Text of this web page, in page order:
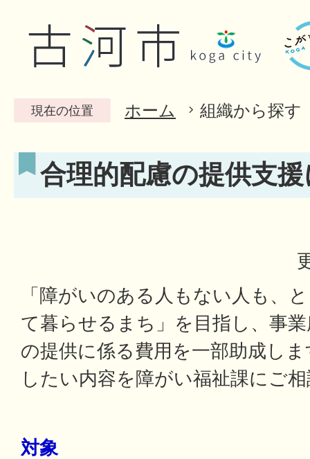
現在の位置 ホーム 組織から探す
合理的配慮の提供支
「障がいのある人もない人も、
て暮らせるまち」を目指し、事
の提供に係る費用を一部助成し
したい内容を障がい福祉課にご
対象